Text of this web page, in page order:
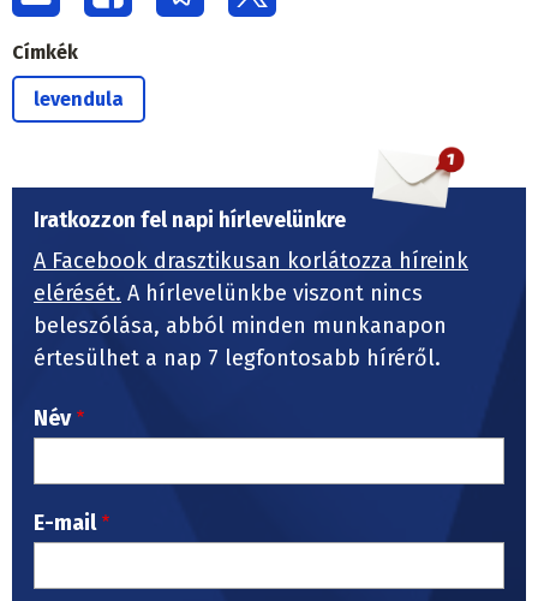
Címkék
levendula
Iratkozzon fel napi hírlevelünkre
A Facebook drasztikusan korlátozza híreink
elérését. A hírlevelünkbe viszont nincs
beleszólása, abból minden munkanapon
értesülhet a nap 7 legfontosabb híréről.
Név
E-mail